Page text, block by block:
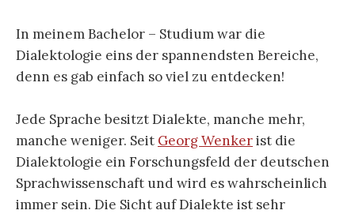
In meinem Bachelor – Studium war die
Dialektologie eins der spannendsten Bereiche,
denn es gab einfach so viel zu entdecken!
Jede Sprache besitzt Dialekte, manche mehr,
manche weniger. Seit Georg Wenkerist die
Dialektologie ein Forschungsfeld der deutschen
Sprachwissenschaft und wird es wahrscheinlich
immer sein. Die Sicht auf Dialekte ist sehr